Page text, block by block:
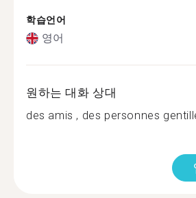
학습언어
영어
원하는 대화 상대
des amis , des personnes